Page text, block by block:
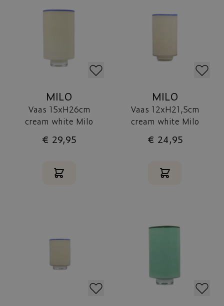
MILO
Vaas 15xH26cm
cream white Milo
€ 29,95
MILO
Vaas 12xH21,5cm
cream white Milo
€ 24,95